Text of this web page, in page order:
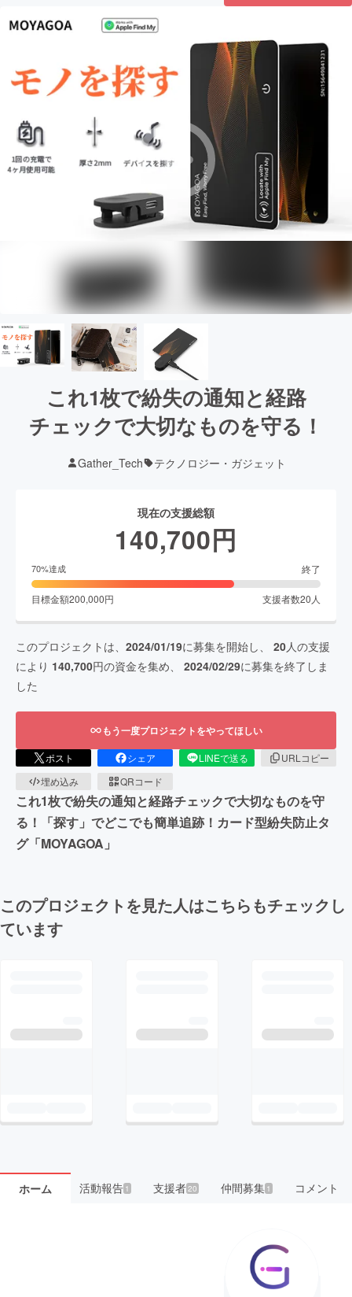
これ1枚で紛失の通知と経路
チェックで大切なものを守る！
Gather_Tech テクノロジー・ガジェット
現在の支援総額
140,700円
70%達成 終了
目標金額200,000円 支援者数20 人
このプロジェクトは、 2024/01/19に募集を開始し、 20人の支援
により 140,700円の資金を集め、 2024/02/29に募集を終了しま
した
もう一度プロジェクトをやってほしい
ポスト シェア LINEで送る
URLコピー
埋め込み
QRコード
これ1枚で紛失の通知と経路チェックで大切なものを守
る！「探す」でどこでも簡単追跡！カード型紛失防止タ
グ「MOYAGOA」
このプロジェクトを見た人はこちらもチェックし
ています
ホーム 活動報告1 支援者 20 仲間募集 1 コメント